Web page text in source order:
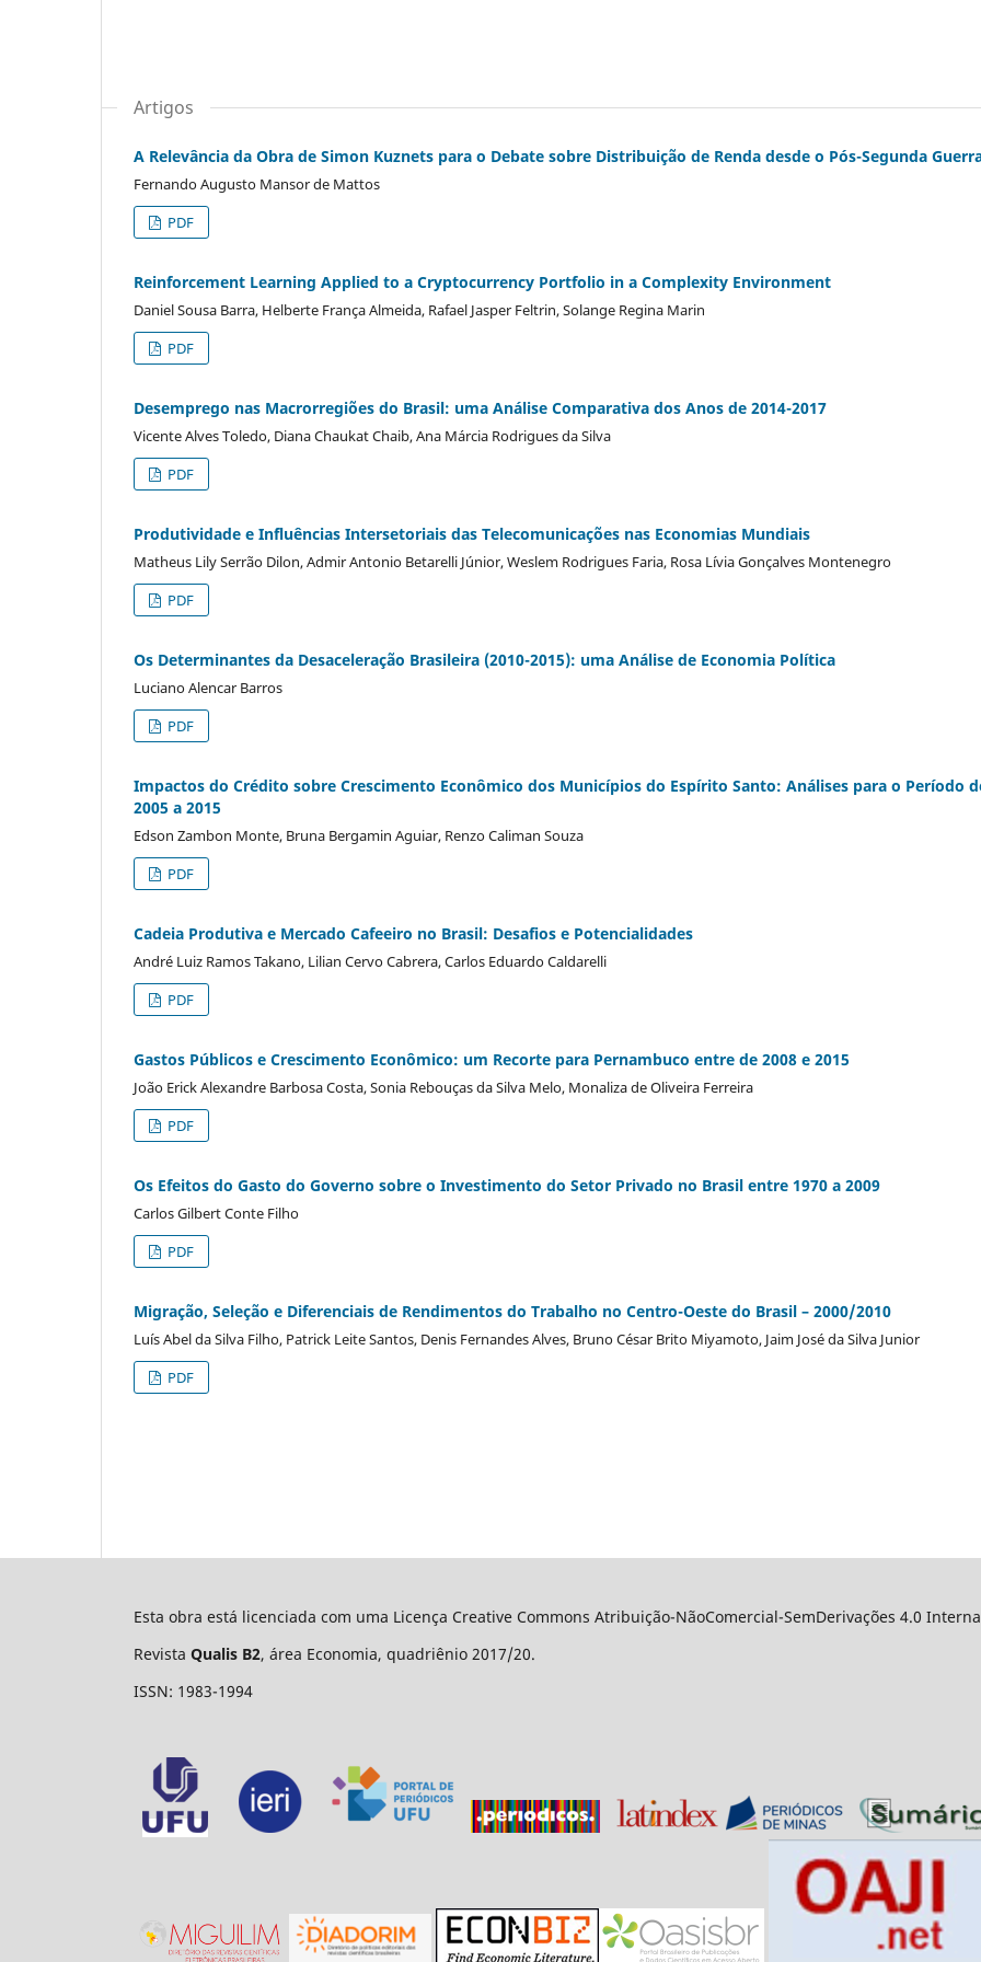
Artigos
A Relevância da Obra de Simon Kuznets para o Debate sobre Distribuição de Renda desde o Pós-Segunda
Fernando Augusto Mansor de Mattos
PDF
Reinforcement Learning Applied to a Cryptocurrency Portfolio in a Complexity Environment
Daniel Sousa Barra, Helberte França Almeida, Rafael Jasper Feltrin, Solange Regina Marin
PDF
Desemprego nas Macrorregiões do Brasil: uma Análise Comparativa dos Anos de 2014-2017
Vicente Alves Toledo, Diana Chaukat Chaib, Ana Márcia Rodrigues da Silva
PDF
Produtividade e Influências Intersetoriais das Telecomunicações nas Economias Mundiais
Matheus Lily Serrão Dilon, Admir Antonio Betarelli Júnior, Weslem Rodrigues Faria, Rosa Lívia Gonçalves Montenegro
PDF
Os Determinantes da Desaceleração Brasileira (2010-2015): uma Análise de Economia Política
Luciano Alencar Barros
PDF
Impactos do Crédito sobre Crescimento Econômico dos Municípios do Espírito Santo: Análises para o Período
2005 a 2015
Edson Zambon Monte, Bruna Bergamin Aguiar, Renzo Caliman Souza
PDF
Cadeia Produtiva e Mercado Cafeeiro no Brasil: Desafios e Potencialidades
André Luiz Ramos Takano, Lilian Cervo Cabrera, Carlos Eduardo Caldarelli
PDF
Gastos Públicos e Crescimento Econômico: um Recorte para Pernambuco entre de 2008 e 2015
João Erick Alexandre Barbosa Costa, Sonia Rebouças da Silva Melo, Monaliza de Oliveira Ferreira
PDF
Os Efeitos do Gasto do Governo sobre o Investimento do Setor Privado no Brasil entre 1970 a 2009
Carlos Gilbert Conte Filho
PDF
Migração, Seleção e Diferenciais de Rendimentos do Trabalho no Centro-Oeste do Brasil – 2000/2010
Luís Abel da Silva Filho, Patrick Leite Santos, Denis Fernandes Alves, Bruno César Brito Miyamoto, Jaim José da Silva Junior
PDF
Esta obra está licenciada com uma Licença Creative Commons Atribuição-NãoComercial-SemDerivações 4.0
Revista Qualis B2, área Economia, quadriênio 2017/20.
ISSN: 1983-1994